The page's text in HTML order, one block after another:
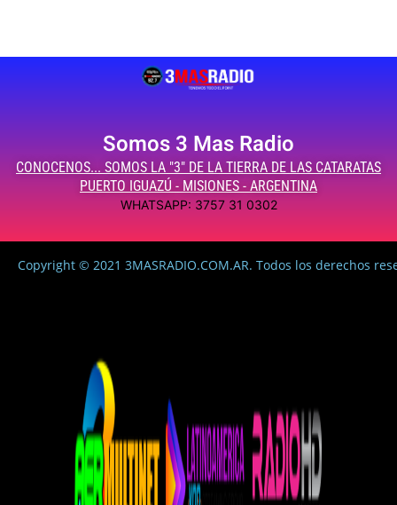
Somos 3 Mas Radio
CONOCENOS... SOMOS LA "3" DE LA TIERRA DE LAS CATARATAS
PUERTO IGUAZÚ - MISIONES - ARGENTINA
WHATSAPP: 3757 31 0302
Copyright © 2021 3MASRADIO.COM.AR. Todos los derechos